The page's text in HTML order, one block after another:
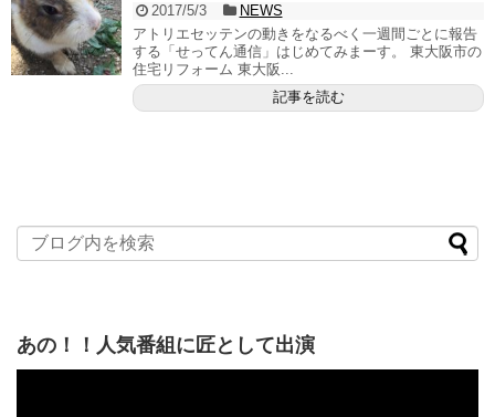
2017/5/3
NEWS
アトリエセッテンの動きをなるべく一週間ごとに報告
する「せってん通信」はじめてみまーす。 東大阪市の
住宅リフォーム 東大阪...
記事を読む
あの！！人気番組に匠として出演